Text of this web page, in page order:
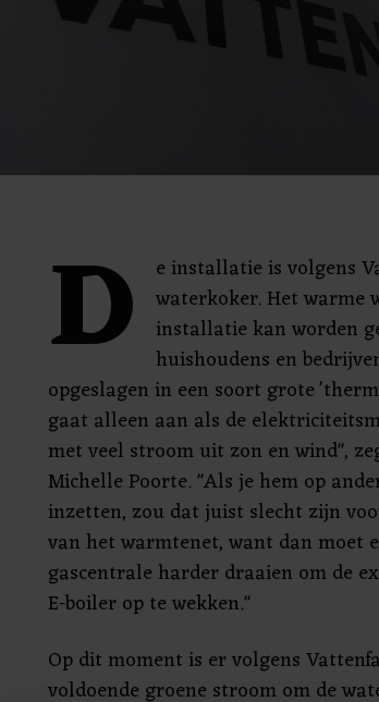
D
e installatie is volgens
waterkoker. Het warme
installatie kan worden
huishoudens en
opgeslagen in een soort grote
gaat alleen aan als de
met veel stroom uit zon en wind",
Michelle Poorte. "Als je hem op
inzetten, zou dat juist slecht zijn
van het warmtenet, want dan moet
gascentrale harder draaien om de
E-boiler op te wekken."
Op dit moment is er volgens
voldoende groene stroom om de